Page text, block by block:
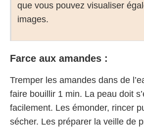
que vous pouvez visualiser
images.
Farce aux amandes :
Tremper les amandes dans de
faire bouillir 1 min. La peau doit
facilement. Les émonder, rincer
sécher. Les préparer la veille de